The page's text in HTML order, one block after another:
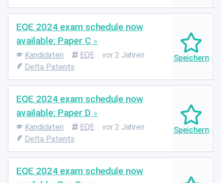
EQE 2024 exam schedule now
available: Paper C
Kandidaten EQE
vor 2 Jahren
Delta Patents
EQE 2024 exam schedule now
available: Paper D
Kandidaten EQE
vor 2 Jahren
Delta Patents
EQE 2024 exam schedule now